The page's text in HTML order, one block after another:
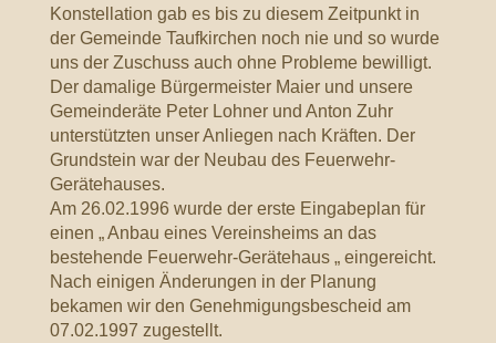
Konstellation gab es bis zu diesem Zeitpunkt in
der Gemeinde Taufkirchen noch nie und so wurde
uns der Zuschuss auch ohne Probleme bewilligt.
Der damalige Bürgermeister Maier und unsere
Gemeinderäte Peter Lohner und Anton Zuhr
unterstützten unser Anliegen nach Kräften. Der
Grundstein war der Neubau des Feuerwehr-
Gerätehauses.
Am 26.02.1996 wurde der erste Eingabeplan für
einen „ Anbau eines Vereinsheims an das
bestehende Feuerwehr-Gerätehaus „ eingereicht.
Nach einigen Änderungen in der Planung
bekamen wir den Genehmigungsbescheid am
07.02.1997 zugestellt.